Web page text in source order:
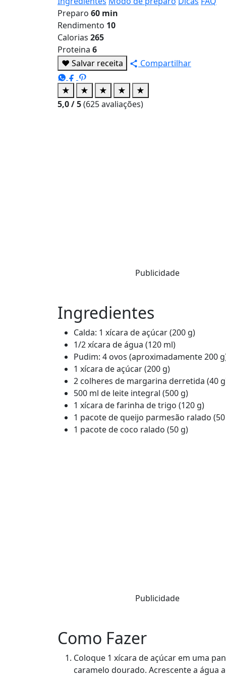
Preparo 60 min
Rendimento 10
Calorias 265
Proteina 6
♥ Salvar receita Compartilhar
★ ★ ★ ★
★
5,0/ 5(625avaliações)
Publicidade
Ingredientes
Calda: 1 xícara de açúcar (200 g)
1/2 xícara de água (120 ml)
Pudim: 4 ovos (aproximadamente 200
1 xícara de açúcar (200 g)
2 colheres de margarina derretida (40
500 ml de leite integral (500 g)
1 xícara de farinha de trigo (120 g)
1 pacote de queijo parmesão ralado
1 pacote de coco ralado (50 g)
Publicidade
Como Fazer
Coloque 1 xícara de açúcar em uma
caramelo dourado. Acrescente a água